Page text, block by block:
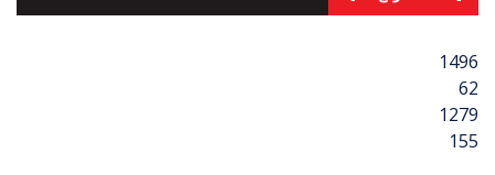
1496
62
1279
155